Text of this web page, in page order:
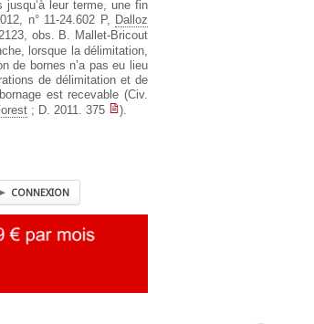
leur terme, une fin
n° 11-24.602 P,
Dalloz
obs. B. Mallet-Bricout
lorsque la délimitation,
de bornes n’a pas eu lieu
de délimitation et de
est recevable (Civ.
; D. 2011. 375
).
CONNEXION